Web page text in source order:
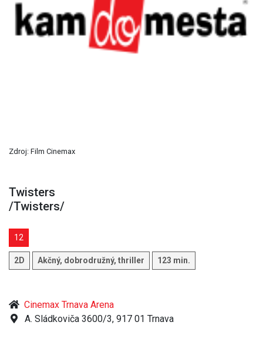
Zdroj: Film Cinemax
Twisters
/Twisters/
12
2D Akčný, dobrodružný, thriller 123 min.
Cinemax Trnava Arena
A. Sládkoviča 3600/3, 917 01 Trnava